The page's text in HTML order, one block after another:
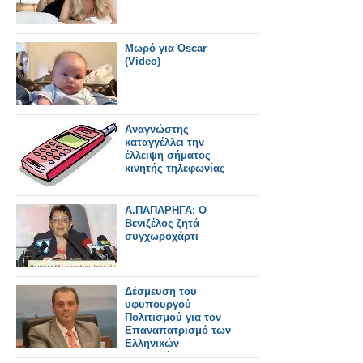
Μωρό για Oscar
(Video)
Αναγνώστης
καταγγέλλει την
έλλειψη σήματος
κινητής τηλεφωνίας
Α.ΠΑΠΑΡΗΓΑ: Ο
Βενιζέλος ζητά
συγχωροχάρτι
Δέσμευση του
υφυπουργού
Πολιτισμού για τον
Επαναπατρισμό των
Ελληνικών
αρχαιοτήτων που